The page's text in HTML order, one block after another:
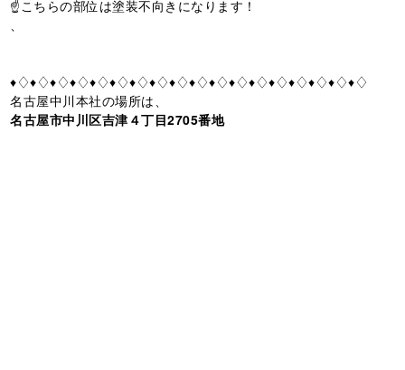
☝️こちらの部位は塗装不向きになります！
、
♦♢♦♢♦♢♦♢♦♢♦♢♦♢♦♢♦♢♦♢♦♢♦♢♦♢♦♢♦♢♦♢♦♢♦♢
名古屋中川本社の場所は、
名古屋市中川区吉津４丁目2705番地